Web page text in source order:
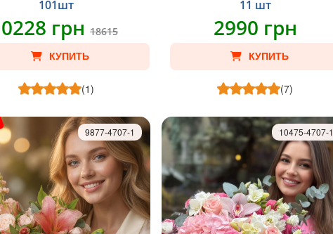
101шт
грн18615
КУПИТЬ
(1)
11 шт
2990 грн
КУПИТЬ
(7)
9877-4707-1 10475-4707-1